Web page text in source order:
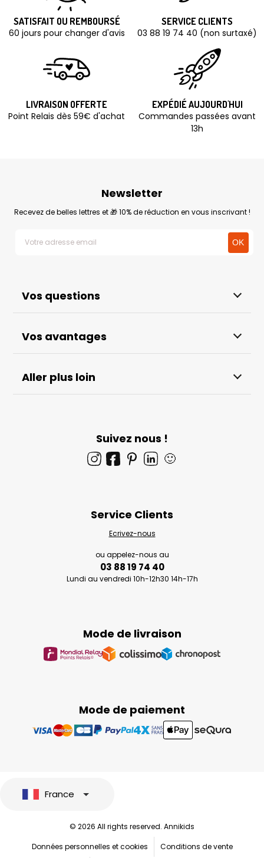
SATISFAIT OU REMBOURSÉ
60 jours pour changer d'avis
SERVICE CLIENTS
03 88 19 74 40 (non surtaxé)
LIVRAISON OFFERTE
Point Relais dès 59€ d'achat
EXPÉDIÉ AUJOURD'HUI
Commandes passées avant
13h
Vos questions
Vos avantages
Aller plus loin
Newsletter
Recevez de belles lettres et 🎁 10% de réduction en vous inscrivant !
Suivez nous !
🙂
Mode de paiement
Mode de livraison
Service Clients
Ecrivez-nous
ou appelez-nous au
03 88 19 74 40
Lundi au vendredi 10h-12h30 14h-17h
France
© 2026 All rights reserved. Annikids
Données personnelles et cookies
Conditions de vente